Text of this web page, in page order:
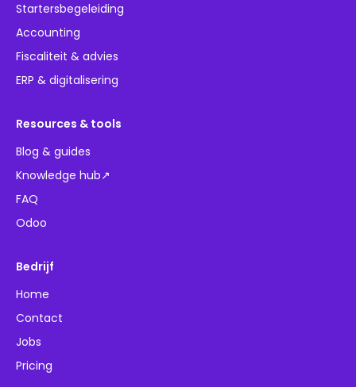
Startersbegeleiding
Accounting
Fiscaliteit & advies
ERP & digitalisering
Resources & tools
Blog & guides
Knowledge hub↗
FAQ
Odoo
Bedrijf
Home
Contact
Jobs
Pricing